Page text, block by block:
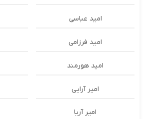
امید عباسی
امید فرزامی
امید هورمند
امیر آرایی
امیر آریا